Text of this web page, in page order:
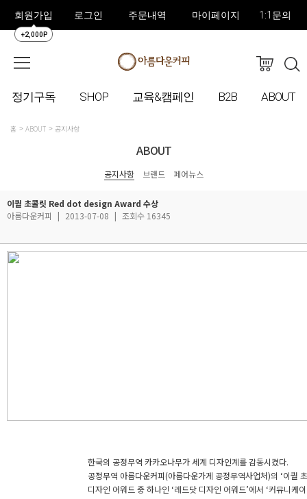
회원가입
+2,000P
로그인 주문내역 마이페이지 1:1문의
정기구독 SHOP 교육&캠페인 B2B ABOUT
홈 ABOUT 공지사항
ABOUT
공지사항 브랜드 페어뉴스
이퀄 초콜릿 Red dot design Award 수상
아름다운커피
| 2013-07-08 | 조회수 16345
한국의 공정무역 카카오나무가 세계 디자인계를 감동시켰다.
공정무역 아름다운커피(아름다운가게 공정무역사업처)의 ‘이퀄
디자인 어워드 중 하나인 ‘레드닷 디자인 어워드’에서 ‘커뮤니케